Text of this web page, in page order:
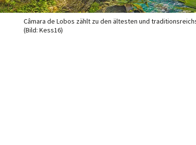
Câmara de Lobos zählt zu den ältesten und
(Bild: Kess16)